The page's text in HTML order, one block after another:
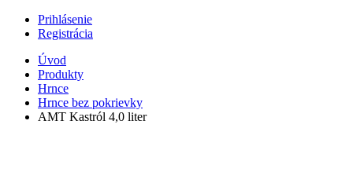
Prihlásenie
Registrácia
Úvod
Produkty
Hrnce
Hrnce bez pokrievky
AMT Kastról 4,0 liter